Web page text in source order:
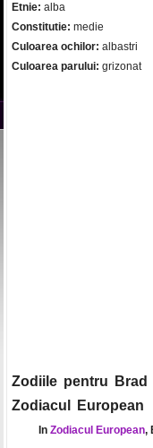
Etnie: alba
Constitutie: medie
Culoarea ochilor: albastri
Culoarea parului: grizonat
Zodiile pentru
Zodiacul European
In Zodiacul European,